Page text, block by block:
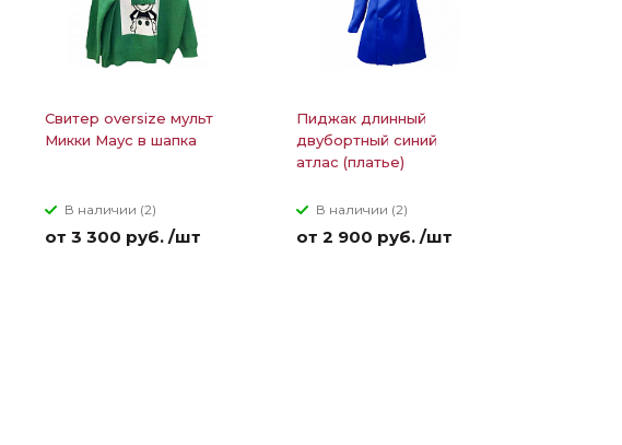
Свитер oversize мульт
Микки Маус в шапка
В наличии (2)
от 3 300 руб. /шт
Пиджак длинный
двубортный синий
атлас (платье)
В наличии (2)
от 2 900 руб. /шт